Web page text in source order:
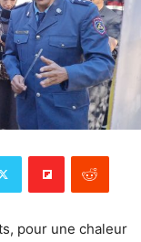
pour une chaleur